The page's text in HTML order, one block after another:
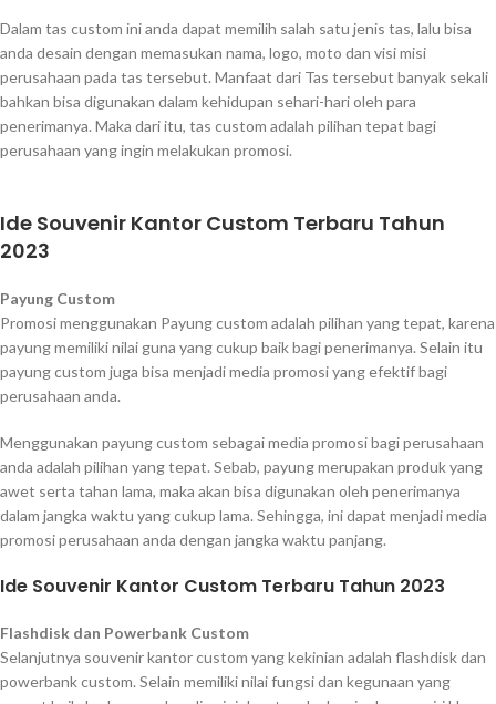
Dalam tas custom ini anda dapat memilih salah satu jenis tas, lalu bisa
anda desain dengan memasukan nama, logo, moto dan visi misi
perusahaan pada tas tersebut. Manfaat dari Tas tersebut banyak sekali
bahkan bisa digunakan dalam kehidupan sehari-hari oleh para
penerimanya. Maka dari itu, tas custom adalah pilihan tepat bagi
perusahaan yang ingin melakukan promosi.
Ide Souvenir Kantor Custom Terbaru Tahun
2023
Payung Custom
Promosi menggunakan Payung custom adalah pilihan yang tepat, karena
payung memiliki nilai guna yang cukup baik bagi penerimanya. Selain itu
payung custom juga bisa menjadi media promosi yang efektif bagi
perusahaan anda.
Menggunakan payung custom sebagai media promosi bagi perusahaan
anda adalah pilihan yang tepat. Sebab, payung merupakan produk yang
awet serta tahan lama, maka akan bisa digunakan oleh penerimanya
dalam jangka waktu yang cukup lama. Sehingga, ini dapat menjadi media
promosi perusahaan anda dengan jangka waktu panjang.
Ide Souvenir Kantor Custom Terbaru Tahun 2023
Flashdisk dan Powerbank Custom
Selanjutnya souvenir kantor custom yang kekinian adalah flashdisk dan
powerbank custom. Selain memiliki nilai fungsi dan kegunaan yang